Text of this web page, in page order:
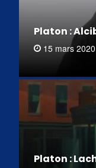
Platon :
15 mars 2020
Platon :